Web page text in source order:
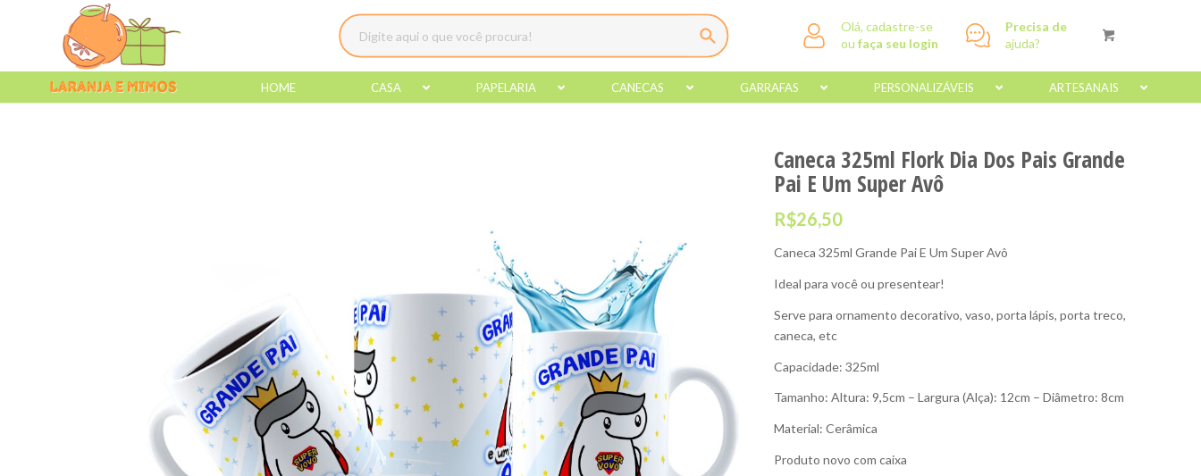
Olá, cadastre-se
oufaça seu login
Precisa de
ajuda?
HOME CASA PAPELARIA CANECAS GARRAFAS PERSONALIZÁVEIS ARTESANAIS
Caneca 325ml Flork Dia Dos Pais Grande
Pai E Um Super Avô
R$26,50
Caneca 325ml Grande Pai E Um Super Avô
Ideal para você ou presentear!
Serve para ornamento decorativo, vaso, porta lápis, porta treco,
caneca, etc
Capacidade: 325ml
Tamanho: Altura: 9,5cm – Largura (Alça): 12cm – Diâmetro: 8cm
Material: Cerâmica
Produto novo com caixa